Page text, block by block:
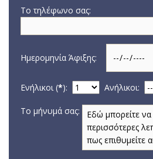
Το τηλέφωνο σας:
Ημερομηνία Άφιξης:
Ενήλικοι (*): Aνήλικοι:
Το μήνυμά σας: